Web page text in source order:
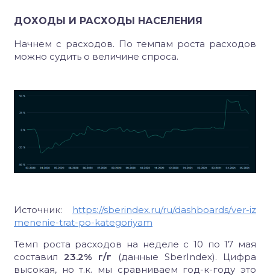
ДОХОДЫ И РАСХОДЫ НАСЕЛЕНИЯ
Начнем с расходов. По темпам роста расходов
можно судить о величине спроса.
Источник:
https://sberindex.ru/ru/dashboards/ver-iz
menenie-trat-po-kategoriyam
Темп роста расходов на неделе с 10 по 17 мая
составил 23.2% г/г (данные SberIndex). Цифра
высокая, но т.к. мы сравниваем год-к-году это